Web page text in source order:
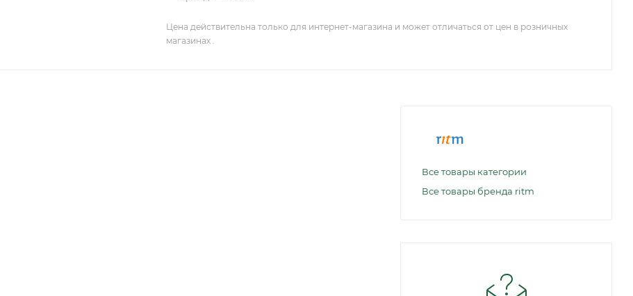
Цена действительна только для интернет-магазина и может отличаться от цен в розничных
магазинах .
Все товары категории
Все товары бренда ritm